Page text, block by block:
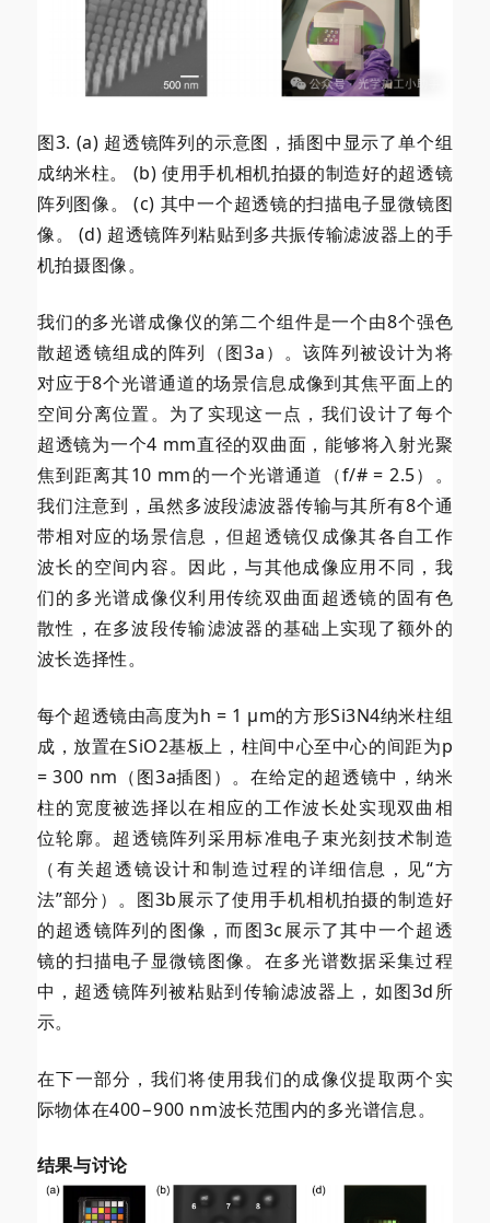
图3. (a) 超透镜阵列的示意图，插图中显示了单个组
成纳米柱。 (b) 使用手机相机拍摄的制造好的超透镜
阵列图像。 (c) 其中一个超透镜的扫描电子显微镜图
像。 (d) 超透镜阵列粘贴到多共振传输滤波器上的手
机拍摄图像。
我们的多光谱成像仪的第二个组件是一个由8个强色
散超透镜组成的阵列（图3a）。该阵列被设计为将
对应于8个光谱通道的场景信息成像到其焦平面上的
空间分离位置。为了实现这一点，我们设计了每个
超透镜为一个4 mm直径的双曲面，能够将入射光聚
焦到距离其10 mm的一个光谱通道（f/# = 2.5）。
我们注意到，虽然多波段滤波器传输与其所有8个通
带相对应的场景信息，但超透镜仅成像其各自工作
波长的空间内容。因此，与其他成像应用不同，我
们的多光谱成像仪利用传统双曲面超透镜的固有色
散性，在多波段传输滤波器的基础上实现了额外的
波长选择性。
每个超透镜由高度为h = 1 μm的方形Si3N4纳米柱组
成，放置在SiO2基板上，柱间中心至中心的间距为p
= 300 nm（图3a插图）。在给定的超透镜中，纳米
柱的宽度被选择以在相应的工作波长处实现双曲相
位轮廓。 超透镜阵列采用标准电子束光刻技术制造
（有关超透镜设计和制造过程的详细信息，见“方
法”部分）。图3b展示了使用手机相机拍摄的制造好
的超透镜阵列的图像，而图3c展示了其中一个超透
镜的扫描电子显微镜图像。在多光谱数据采集过程
中， 超透镜阵列被粘贴到传输滤波器上，如图3d所
示。
在下一部分，我们将使用我们的成像仪提取两个实
际物体在400−900 nm波长范围内的多光谱信息。
结果与讨论